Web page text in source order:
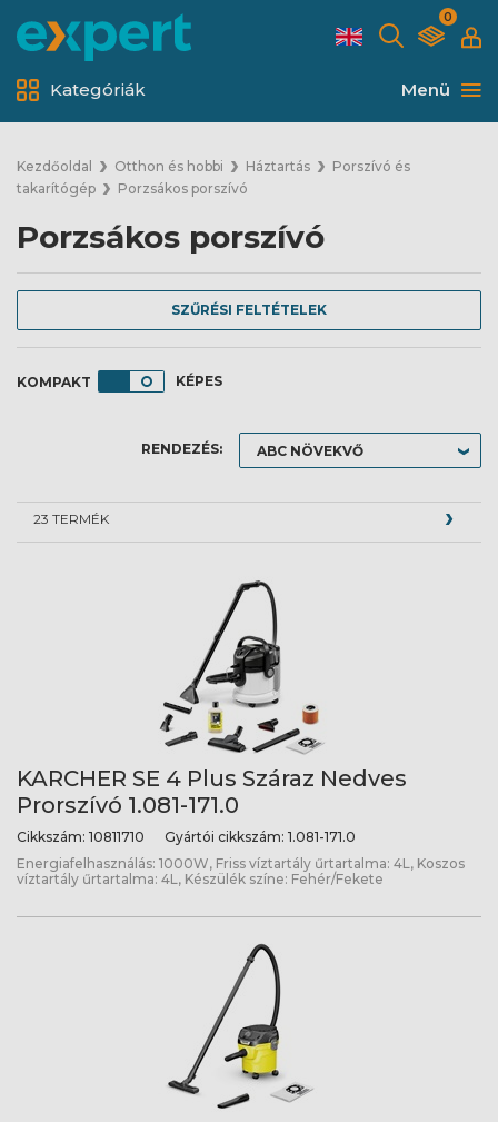
0
Menü
Kategóriák
Kezdőoldal Otthon és hobbi Háztartás
Porszívó és
takarítógép
Porzsákos porszívó
Porzsákos porszívó
SZŰRÉSI FELTÉTELEK
KÉPES
RENDEZÉS:
23 TERMÉK
KARCHER SE 4 Plus Száraz Nedves
Prorszívó 1.081-171.0
Cikkszám: 10811710 Gyártói cikkszám: 1.081-171.0
Energiafelhasználás: 1000W, Friss víztartály űrtartalma: 4L, Koszos
víztartály űrtartalma: 4L, Készülék színe: Fehér/Fekete